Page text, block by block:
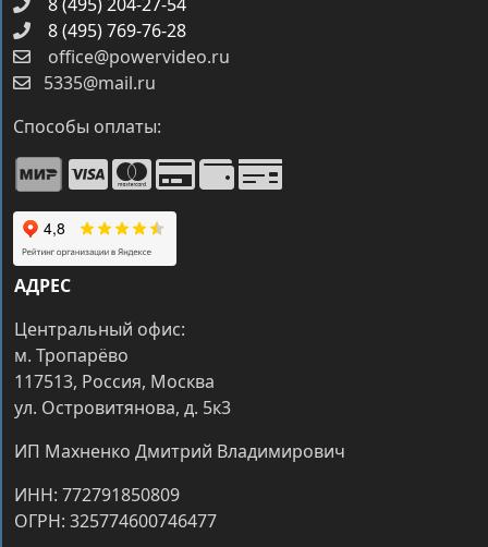
8 (495) 769-76-28
office@powervideo.ru
5335@mail.ru
Способы оплаты:
АДРЕС
Центральный офис:
м. Тропарёво
117513, Россия, Москва
ул. Островитянова, д. 5к3
ИП Махненко Дмитрий Владимирович
ИНН: 772791850809
ОГРН: 325774600746477